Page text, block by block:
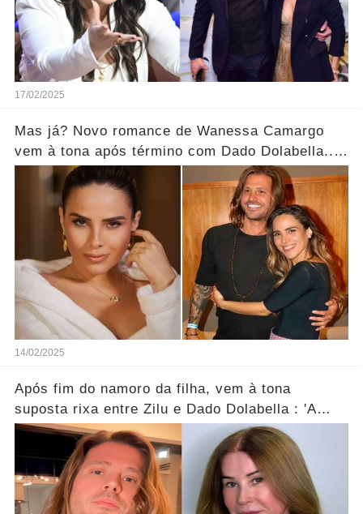
17/02/2025
Mas já? Novo romance de Wanessa Camargo
vem à tona após término com Dado Dolabella...
Ver mais
14/02/2025
Após fim do namoro da filha, vem à tona
suposta rixa entre Zilu e Dado Dolabella : 'A
gente não tem...Ver mais